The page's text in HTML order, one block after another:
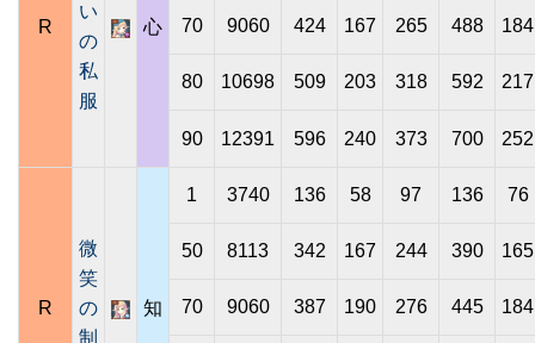
R
い
の
私
服
心 70 9060 424 167 265 488 184
80 10698 509 203 318 592 217
90 12391 596 240 373 700 252
R
微
笑
の
制
知
1 3740 136 58 97 136 76
50 8113 342 167 244 390 165
70 9060 387 190 276 445 184